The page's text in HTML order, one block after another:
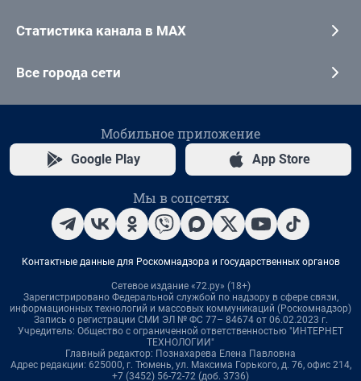
Статистика канала в MAX
Все города сети
Мобильное приложение
Google Play App Store
Мы в соцсетях
Контактные данные для Роскомнадзора и государственных органов
Сетевое издание «72.ру» (18+)
Зарегистрировано Федеральной службой по надзору в сфере связи,
информационных технологий и массовых коммуникаций (Роскомнадзор)
Запись о регистрации СМИ ЭЛ № ФС 77– 84674 от 06.02.2023 г.
Учредитель: Общество с ограниченной ответственностью "ИНТЕРНЕТ
ТЕХНОЛОГИИ"
Главный редактор: Познахарева Елена Павловна
Адрес редакции: 625000, г. Тюмень, ул. Максима Горького, д. 76, офис 214,
+7 (3452) 56-72-72 (доб. 3736)